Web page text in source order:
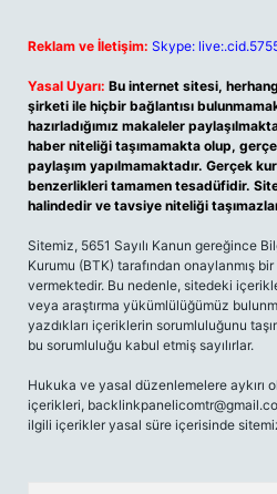
Reklam ve İletişim: Skype:
Yasal Uyarı: Bu internet sitesi,
şirketi ile hiçbir bağlantısı
hazırladığımız makaleler
haber niteliği taşımamakta olup,
paylaşım yapılmamaktadır. Gerçek
benzerlikleri tamamen tesadüfidir.
halindedir ve tavsiye niteliği
Sitemiz, 5651 Sayılı Kanun gereğince
Kurumu (BTK) tarafından onaylanmış
vermektedir. Bu nedenle, sitedeki
veya araştırma yükümlülüğümüz
yazdıkları içeriklerin sorumluluğunu
bu sorumluluğu kabul etmiş sayılırlar.
Hukuka ve yasal düzenlemelere aykırı
içerikleri,
ilgili içerikler yasal süre içerisinde